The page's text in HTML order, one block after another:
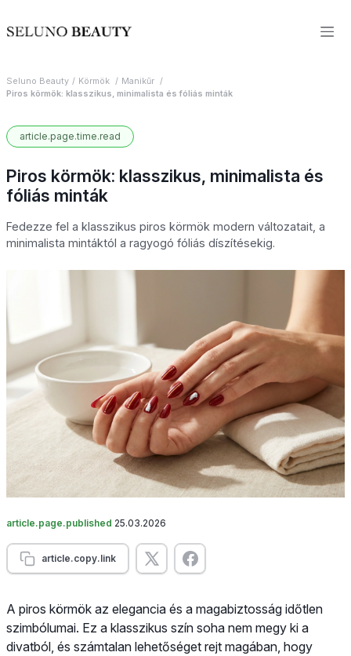
Seluno Beauty Körmök
Manikűr
Piros körmök: klasszikus, minimalista és fóliás minták
article.page.time.read
Piros körmök: klasszikus, minimalista és
fóliás minták
Fedezze fel a klasszikus piros körmök modern változatait, a
minimalista mintáktól a ragyogó fóliás díszítésekig.
article.page.published 25.03.2026
article.copy.link
A piros körmök az elegancia és a magabiztosság időtlen
szimbólumai. Ez a klasszikus szín soha nem megy ki a
divatból, és számtalan lehetőséget rejt magában, hogy